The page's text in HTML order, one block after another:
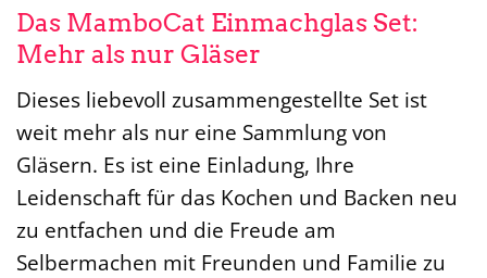
Das MamboCat Einmachglas Set:
Mehr als nur Gläser
Dieses liebevoll zusammengestellte Set ist
weit mehr als nur eine Sammlung von
Gläsern. Es ist eine Einladung, Ihre
Leidenschaft für das Kochen und Backen neu
zu entfachen und die Freude am
Selbermachen mit Freunden und Familie zu